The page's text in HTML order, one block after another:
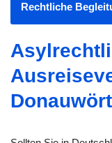
Rechtliche